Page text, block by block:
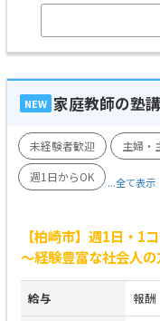
NEW 家庭教師の塾
未経験者歓迎 主婦・
週1日からOK
...全て表示
【柏崎市】週1日・1
～経験豊富な社会人
給与 報酬